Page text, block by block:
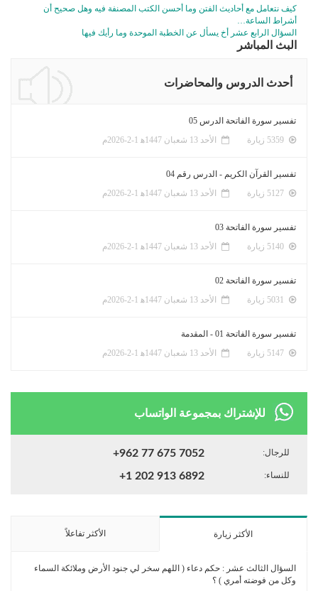
كيف نتعامل مع أحاديث الفتن وما أحسن الكتب المصنفة فيه وهل صحيح أن
أشراط الساعة…
السؤال الرابع عشر أخ يسأل عن الخطبة الموحدة وما رأيك فيها
البث المباشر
أحدث الدروس والمحاضرات
تفسير سورة الفاتحة الدرس 05
الأحد 13 شعبان 1447ﻫ 1-2-2026م
تفسير القرآن الكريم - الدرس رقم 04
الأحد 13 شعبان 1447ﻫ 1-2-2026م
تفسير سورة الفاتحة 03
الأحد 13 شعبان 1447ﻫ 1-2-2026م
تفسير سورة الفاتحة 02
الأحد 13 شعبان 1447ﻫ 1-2-2026م
تفسير سورة الفاتحة 01 - المقدمة
الأحد 13 شعبان 1447ﻫ 1-2-2026م
للإشتراك بمجموعة الواتساب
للرجال: +962 77 675 7052
للنساء: +1 202 913 6892
الأكثر زيارة الأكثر تفاعلاً
السؤال الثالث عشر : حكم دعاء ( اللهم سخر لي جنود الأرض وملائكة السماء
وكل من فوضته أمري ) ؟